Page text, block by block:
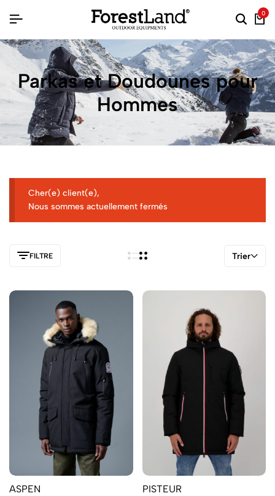
0
Parkas et Doudounes pour
Hommes
Cher(e) client(e),
Nous sommes actuellement fermés
FILTRE Trier
ASPEN PISTEUR